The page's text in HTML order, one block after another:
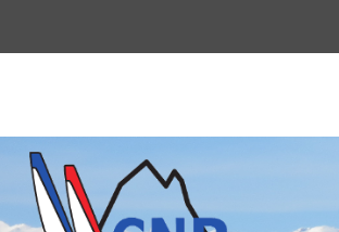
haut
La voile pour tous